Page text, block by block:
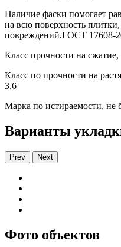
Наличие фаски помогает
на всю поверхность
повреждений.ГОСТ 17608-
Класс прочности на
Класс по прочности на
3,6
Марка по истираемости, не
Варианты
Prev Next
Фото объектов